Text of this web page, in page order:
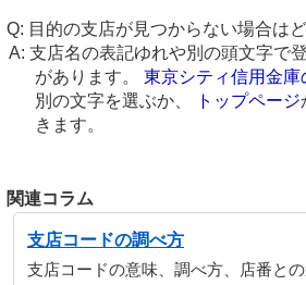
目的の支店が見つからない場合は
支店名の表記ゆれや別の頭文字で
があります。 東京シティ信用金
別の文字を選ぶか、
トップページ
きます。
関連コラム
支店コードの調べ方
支店コードの意味、調べ方、店番と